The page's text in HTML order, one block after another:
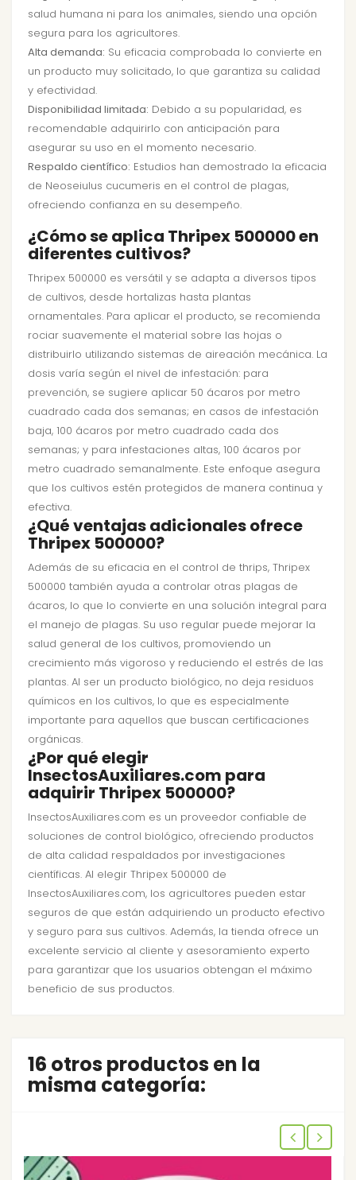
salud humana ni para los animales, siendo una opción
segura para los agricultores.
Alta demanda: Su eficacia comprobada lo convierte en
un producto muy solicitado, lo que garantiza su calidad
y efectividad.
Disponibilidad limitada: Debido a su popularidad, es
recomendable adquirirlo con anticipación para
asegurar su uso en el momento necesario.
Respaldo científico: Estudios han demostrado la eficacia
de Neoseiulus cucumeris en el control de plagas,
ofreciendo confianza en su desempeño.
¿Cómo se aplica Thripex 500000 en
diferentes cultivos?
Thripex 500000 es versátil y se adapta a diversos tipos
de cultivos, desde hortalizas hasta plantas
ornamentales. Para aplicar el producto, se recomienda
rociar suavemente el material sobre las hojas o
distribuirlo utilizando sistemas de aireación mecánica. La
dosis varía según el nivel de infestación: para
prevención, se sugiere aplicar 50 ácaros por metro
cuadrado cada dos semanas; en casos de infestación
baja, 100 ácaros por metro cuadrado cada dos
semanas; y para infestaciones altas, 100 ácaros por
metro cuadrado semanalmente. Este enfoque asegura
que los cultivos estén protegidos de manera continua y
efectiva.
¿Qué ventajas adicionales ofrece
Thripex 500000?
Además de su eficacia en el control de thrips, Thripex
500000 también ayuda a controlar otras plagas de
ácaros, lo que lo convierte en una solución integral para
el manejo de plagas. Su uso regular puede mejorar la
salud general de los cultivos, promoviendo un
crecimiento más vigoroso y reduciendo el estrés de las
plantas. Al ser un producto biológico, no deja residuos
químicos en los cultivos, lo que es especialmente
importante para aquellos que buscan certificaciones
orgánicas.
¿Por qué elegir
InsectosAuxiliares.com para
adquirir Thripex 500000?
InsectosAuxiliares.com es un proveedor confiable de
soluciones de control biológico, ofreciendo productos
de alta calidad respaldados por investigaciones
científicas. Al elegir Thripex 500000 de
InsectosAuxiliares.com, los agricultores pueden estar
seguros de que están adquiriendo un producto efectivo
y seguro para sus cultivos. Además, la tienda ofrece un
excelente servicio al cliente y asesoramiento experto
para garantizar que los usuarios obtengan el máximo
beneficio de sus productos.
16 otros productos en la
misma categoría: